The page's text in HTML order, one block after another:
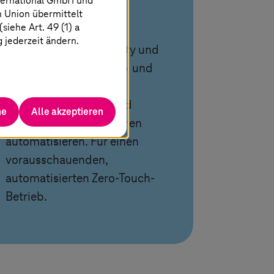
Betrieb
Wir nutzen Observability und
AIOps mit IBM Sherlock und
Erkennung, Analyse und
Behebung von Problemen
automatisieren. Für einen
vorausschauenden,
automatisierten Zero-Touch-
Betrieb.
Union übermittelt
Art. 49 (1) a
jederzeit ändern.
Alle akzeptieren